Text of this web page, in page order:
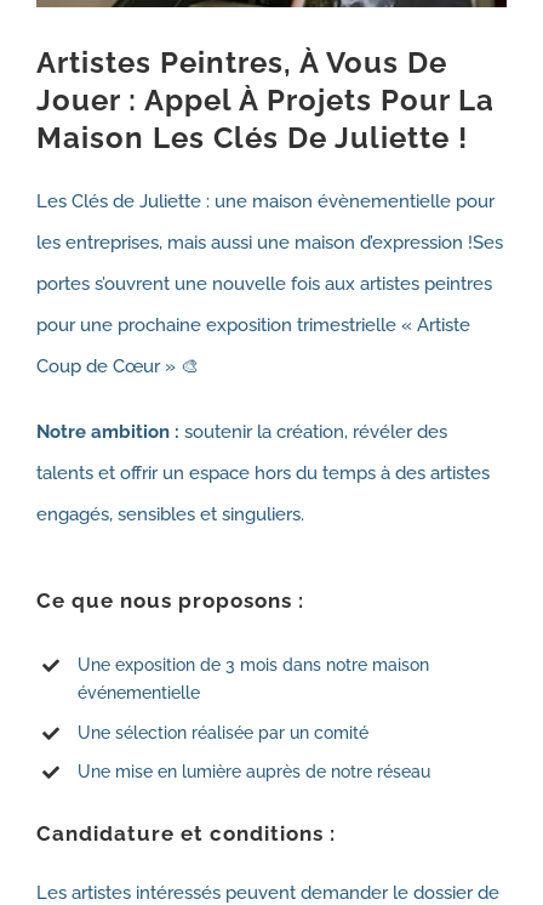
Artistes Peintres, À Vous De
Jouer : Appel À Projets Pour La
Maison Les Clés De Juliette !
Les Clés de Juliette : une maison évènementielle pour
les entreprises, mais aussi une maison d’expression !Ses
portes s’ouvrent une nouvelle fois aux artistes peintres
pour une prochaine exposition trimestrielle « Artiste
Coup de Cœur » 🎨
Notre ambition : soutenir la création, révéler des
talents et offrir un espace hors du temps à des artistes
engagés, sensibles et singuliers.
Ce que nous proposons :
Une exposition de 3 mois dans notre maison
événementielle
Une sélection réalisée par un comité
Une mise en lumière auprès de notre réseau
Candidature et conditions :
Les artistes intéressés peuvent demander le dossier de